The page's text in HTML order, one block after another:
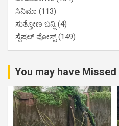
ಸಿನಿಮಾ (113)
ಸುತ್ತೋಣ ಬನ್ನಿ(4)
ಸ್ಪೆಷಲ್ ಪೋಸ್ಟ್(149)
You may have Missed